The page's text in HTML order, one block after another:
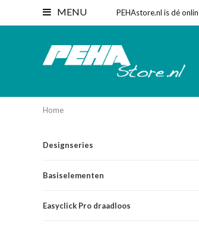
MENU PEHAstore.nl is dé
Home
Designseries
Basiselementen
Easyclick Pro draadloos